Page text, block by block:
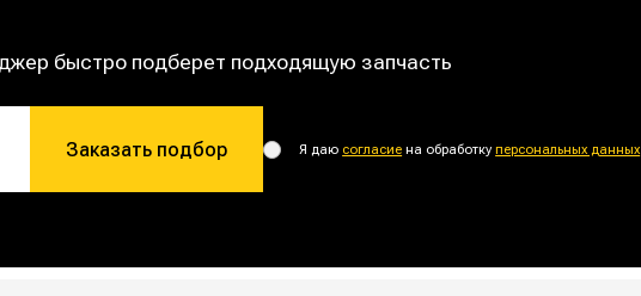
быстро подберет подходящую запчасть
Заказать подбор Я даю согласие на обработкуперсональных данных